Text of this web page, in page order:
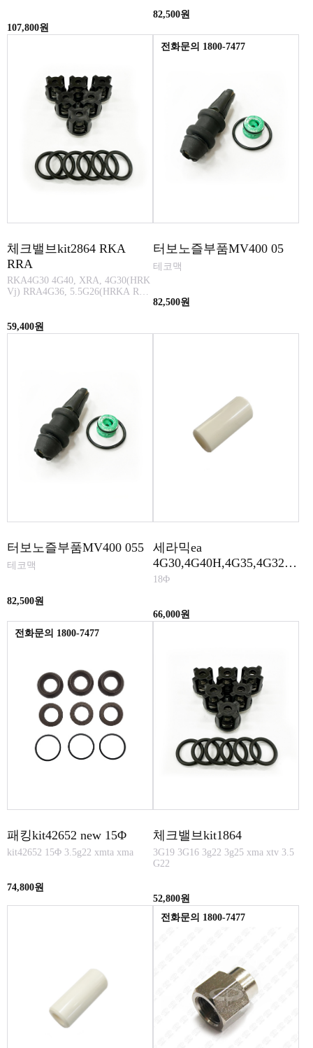
107,800원
82,500원
체크밸브kit2864 RKA
RRA
RKA4G30 4G40, XRA, 4G30(HRK
Vj) RRA4G36, 5.5G26(HRKA RKV
59,400원
전화문의 1800-7477
터보노즐부품MV400 05
테코맥
82,500원
터보노즐부품MV400 055
테코맥
82,500원
세라믹ea
4G30,4G40H,4G35,4G32,5.
5G40H RKA,V
18Φ
66,000원
전화문의 1800-7477
패킹kit42652 new 15Φ
kit42652 15Φ 3.5g22 xmta xma
74,800원
체크밸브kit1864
3G19 3G16 3g22 3g25 xma xtv 3.5
G22
52,800원
전화문의 1800-7477